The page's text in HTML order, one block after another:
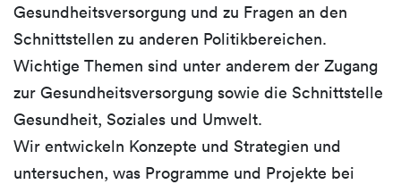
Gesundheitsversorgung und zu Fragen an den
Schnittstellen zu anderen Politikbereichen.
Wichtige Themen sind unter anderem der Zugang
zur Gesundheitsversorgung sowie die Schnittstelle
Gesundheit, Soziales und Umwelt.
Wir entwickeln Konzepte und Strategien und
untersuchen, was Programme und Projekte bei